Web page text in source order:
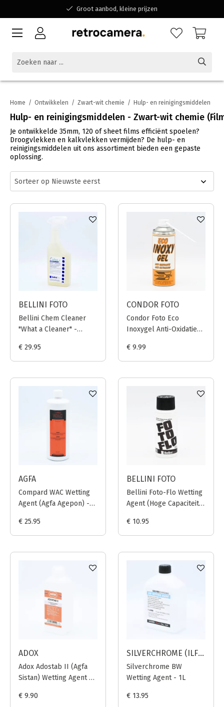
Groot aanbod, kleine prijzen
Bereikbaar voor al jouw vragen
Home / Ontwikkelen / Zwart-wit chemie / Hulp- en reinigingsmiddelen
Hulp- en reinigingsmiddelen - Zwart-wit chemie
Je ontwikkelde 35mm, 120 of sheet films efficiënt spoelen?
Droogvlekken en kalkvlekken vermijden? De hulp- en
reinigingsmiddelen uit ons assortiment bieden een gepaste
oplossing.
BELLINI FOTO
Bellini Chem Cleaner
"What a Cleaner" -
€ 29.95
CONDOR FOTO
Condor Foto Eco
Inoxygel Anti-Oxidatie
€ 9.99
AGFA
Compard WAC Wetting
Agent (Agfa Agepon) -
€ 25.95
BELLINI FOTO
Bellini Foto-Flo Wetting
Agent (Hoge Capaciteit)
€ 10.95
ADOX
Adox Adostab II (Agfa
Sistan) Wetting Agent +
500ml
€ 9.90
SILVERCHROME (ILFORD JAPAN)
Silverchrome BW
Wetting Agent - 1L
€ 13.95